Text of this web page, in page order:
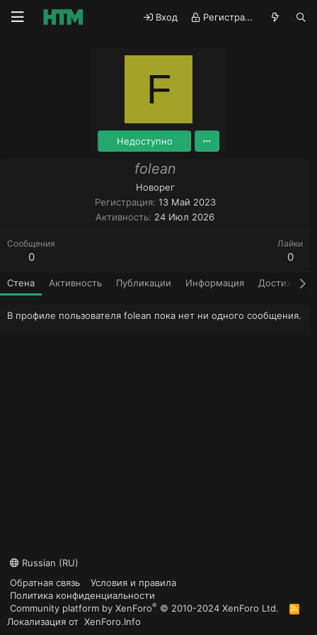
Вход Регистрация
F
Недоступно
folean
Новорег
Регистрация 13 Май 2023
Активность 24 Июл 2026
Сообщения
0
Лайки
0
Стена Активность Публикации Информация Достижения
В профиле пользователя folean пока нет ни одного сообщения.
Russian (RU)
Обратная связь
Условия и правила
Политика конфиденциальности
Community platform by XenForo® © 2010-2024 XenForo Ltd.
R
S
Локализация от XenForo.Info